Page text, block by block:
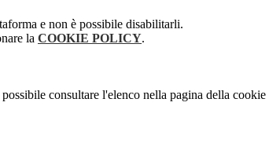
e non è possibile disabilitarli.
la COOKIE POLICY.
consultare l'elenco nella pagina della